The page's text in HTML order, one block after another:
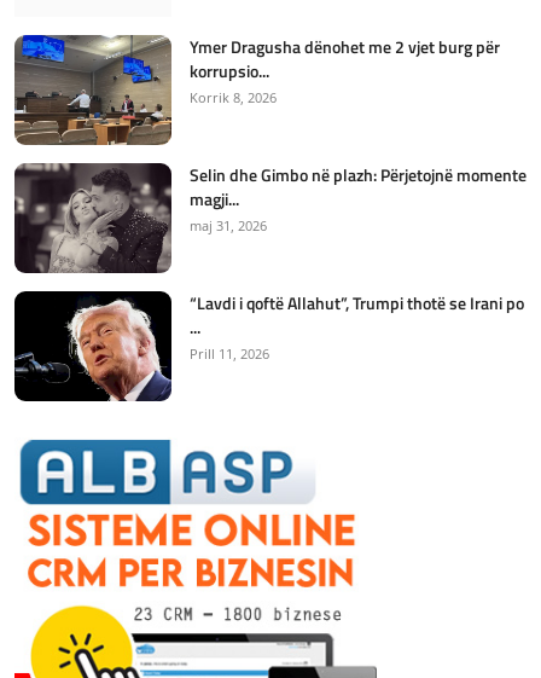
Ymer Dragusha dënohet me 2 vjet burg për
korrupsio...
Korrik 8, 2026
Selin dhe Gimbo në plazh: Përjetojnë momente
magji...
maj 31, 2026
“Lavdi i qoftë Allahut”, Trumpi thotë se Irani po
...
Prill 11, 2026